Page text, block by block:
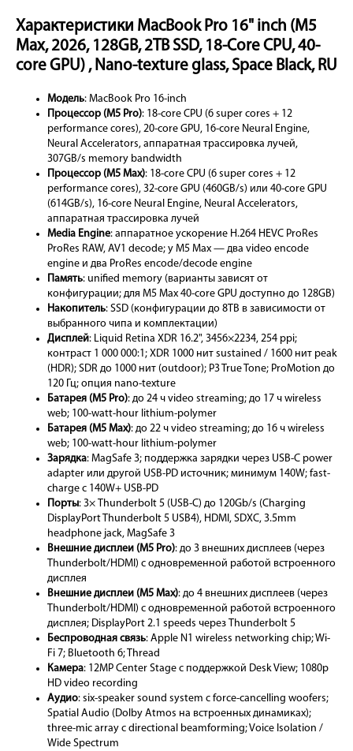
Характеристики MacBook Pro 16" inch (M5
Max, 2026, 128GB, 2TB SSD, 18-Core CPU, 40-
core GPU) , Nano-texture glass, Space Black, RU
Модель: MacBook Pro 16-inch
Процессор (M5 Pro): 18-core CPU (6 super cores + 12
performance cores), 20-core GPU, 16-core Neural Engine,
Neural Accelerators, аппаратная трассировка лучей,
307GB/s memory bandwidth
Процессор (M5 Max): 18-core CPU (6 super cores + 12
performance cores), 32-core GPU (460GB/s) или 40-core GPU
(614GB/s), 16-core Neural Engine, Neural Accelerators,
аппаратная трассировка лучей
Media Engine: аппаратное ускорение H.264 HEVC ProRes
ProRes RAW, AV1 decode; у M5 Max — два video encode
engine и два ProRes encode/decode engine
Память: unified memory (варианты зависят от
конфигурации; для M5 Max 40-core GPU доступно до 128GB)
Накопитель: SSD (конфигурации до 8TB в зависимости от
выбранного чипа и комплектации)
Дисплей: Liquid Retina XDR 16.2", 3456×2234, 254 ppi;
контраст 1 000 000:1; XDR 1000 нит sustained / 1600 нит peak
(HDR); SDR до 1000 нит (outdoor); P3 True Tone; ProMotion до
120 Гц; опция nano-texture
Батарея (M5 Pro): до 24 ч video streaming; до 17 ч wireless
web; 100-watt-hour lithium-polymer
Батарея (M5 Max): до 22 ч video streaming; до 16 ч wireless
web; 100-watt-hour lithium-polymer
Зарядка: MagSafe 3; поддержка зарядки через USB-C power
adapter или другой USB-PD источник; минимум 140W; fast-
charge с 140W+ USB-PD
Порты: 3× Thunderbolt 5 (USB-C) до 120Gb/s (Charging
DisplayPort Thunderbolt 5 USB4), HDMI, SDXC, 3.5mm
headphone jack, MagSafe 3
Внешние дисплеи (M5 Pro): до 3 внешних дисплеев (через
Thunderbolt/HDMI) с одновременной работой встроенного
дисплея
Внешние дисплеи (M5 Max): до 4 внешних дисплеев (через
Thunderbolt/HDMI) с одновременной работой встроенного
дисплея; DisplayPort 2.1 speeds через Thunderbolt 5
Беспроводная связь: Apple N1 wireless networking chip; Wi-
Fi 7; Bluetooth 6; Thread
Камера: 12MP Center Stage с поддержкой Desk View; 1080p
HD video recording
Аудио: six-speaker sound system с force-cancelling woofers;
Spatial Audio (Dolby Atmos на встроенных динамиках);
three-mic array с directional beamforming; Voice Isolation /
Wide Spectrum